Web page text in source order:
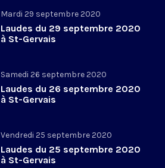
Mardi 29 septembre 2020
Laudes du 29 septembre 2020
à St-Gervais
Samedi 26 septembre 2020
Laudes du 26 septembre 2020
à St-Gervais
Vendredi 25 septembre 2020
Laudes du 25 septembre 2020
à St-Gervais